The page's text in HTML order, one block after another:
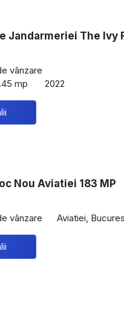
Jandarmeriei The Ivy
vânzare
mp 2022
Nou Aviatiei 183 MP
vânzare Aviatiei,